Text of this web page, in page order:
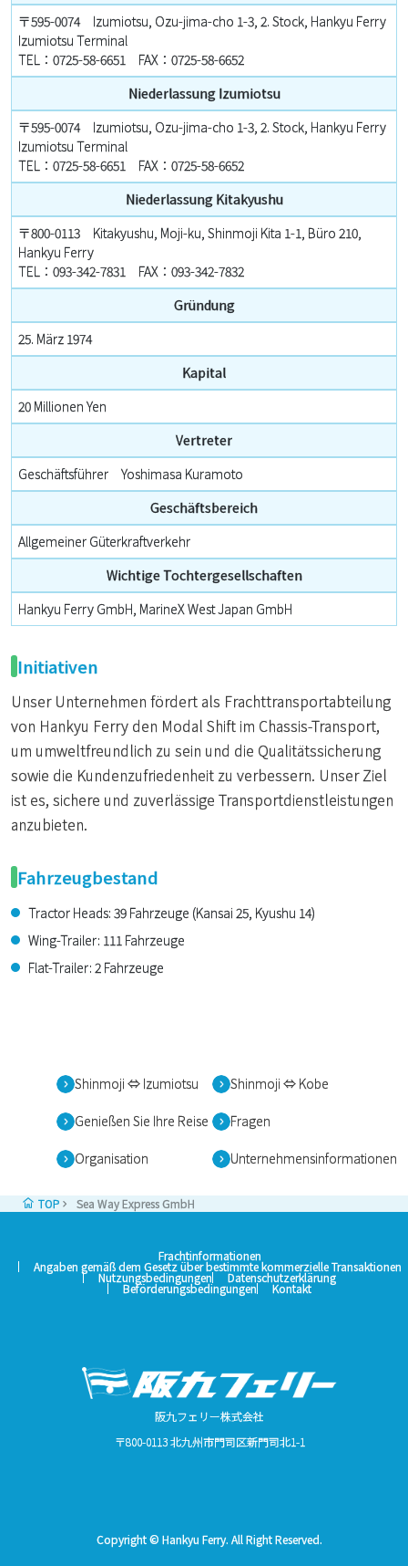
〒595-0074 Izumiotsu, Ozu-jima-cho 1-3, 2. Stock, Hankyu Ferry
Izumiotsu Terminal
TEL：0725-58-6651 FAX：0725-58-6652
Niederlassung Izumiotsu
〒595-0074 Izumiotsu, Ozu-jima-cho 1-3, 2. Stock, Hankyu Ferry
Izumiotsu Terminal
TEL：0725-58-6651 FAX：0725-58-6652
Niederlassung Kitakyushu
〒800-0113 Kitakyushu, Moji-ku, Shinmoji Kita 1-1, Büro 210,
Hankyu Ferry
TEL：093-342-7831 FAX：093-342-7832
Gründung
25. März 1974
Kapital
20 Millionen Yen
Vertreter
Geschäftsführer Yoshimasa Kuramoto
Geschäftsbereich
Allgemeiner Güterkraftverkehr
Wichtige Tochtergesellschaften
Hankyu Ferry GmbH, MarineX West Japan GmbH
Initiativen
Unser Unternehmen fördert als Frachttransportabteilung
von Hankyu Ferry den Modal Shift im Chassis-Transport,
um umweltfreundlich zu sein und die Qualitätssicherung
sowie die Kundenzufriedenheit zu verbessern. Unser Ziel
ist es, sichere und zuverlässige Transportdienstleistungen
anzubieten.
Fahrzeugbestand
Tractor Heads: 39 Fahrzeuge (Kansai 25, Kyushu 14)
Wing-Trailer: 111 Fahrzeuge
Flat-Trailer: 2 Fahrzeuge
Shinmoji ⇔ Izumiotsu Shinmoji ⇔ Kobe
Genießen Sie Ihre Reise Fragen
Organisation Unternehmensinformationen
TOP Sea Way Express GmbH
Frachtinformationen
Angaben gemäß dem Gesetz über bestimmte kommerzielle Transaktionen
Nutzungsbedingungen Datenschutzerklärung
Beförderungsbedingungen Kontakt
阪九フェリー株式会社
〒800-0113 北九州市門司区新門司北1-1
Copyright © Hankyu Ferry. All Right Reserved.